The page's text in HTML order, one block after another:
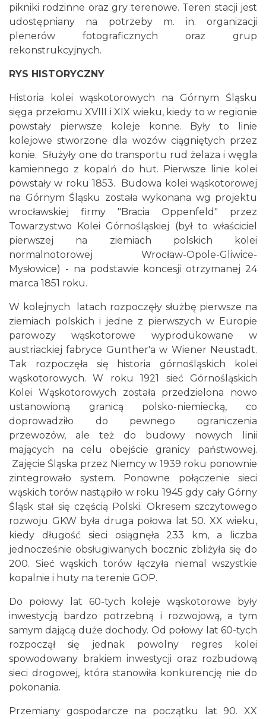
pikniki rodzinne oraz gry terenowe. Teren stacji jest
udostępniany na potrzeby m. in. organizacji
plenerów fotograficznych oraz grup
rekonstrukcyjnych.
RYS HISTORYCZNY
Historia kolei wąskotorowych na Górnym Śląsku
sięga przełomu XVIII i XIX wieku, kiedy to w regionie
powstały pierwsze koleje konne. Były to linie
kolejowe stworzone dla wozów ciągniętych przez
konie. Służyły one do transportu rud żelaza i węgla
kamiennego z kopalń do hut. Pierwsze linie kolei
powstały w roku 1853. Budowa kolei wąskotorowej
na Górnym Śląsku została wykonana wg projektu
wrocławskiej firmy "Bracia Oppenfeld" przez
Towarzystwo Kolei Górnośląskiej (był to właściciel
pierwszej na ziemiach polskich kolei
normalnotorowej Wrocław-Opole-Gliwice-
Mysłowice) - na podstawie koncesji otrzymanej 24
marca 1851 roku.
W kolejnych latach rozpoczęły służbę pierwsze na
ziemiach polskich i jedne z pierwszych w Europie
parowozy wąskotorowe wyprodukowane w
austriackiej fabryce Gunther'a w Wiener Neustadt.
Tak rozpoczęła się historia górnośląskich kolei
wąskotorowych. W roku 1921 sieć Górnośląskich
Kolei Wąskotorowych została przedzielona nowo
ustanowioną granicą polsko-niemiecką, co
doprowadziło do pewnego ograniczenia
przewozów, ale też do budowy nowych linii
mających na celu obejście granicy państwowej.
Zajęcie Śląska przez Niemcy w 1939 roku ponownie
zintegrowało system. Ponowne połączenie sieci
wąskich torów nastąpiło w roku 1945 gdy cały Górny
Śląsk stał się częścią Polski. Okresem szczytowego
rozwoju GKW była druga połowa lat 50. XX wieku,
kiedy długość sieci osiągnęła 233 km, a liczba
jednocześnie obsługiwanych bocznic zbliżyła się do
200. Sieć wąskich torów łączyła niemal wszystkie
kopalnie i huty na terenie GOP.
Do połowy lat 60-tych koleje wąskotorowe były
inwestycją bardzo potrzebną i rozwojową, a tym
samym dającą duże dochody. Od połowy lat 60-tych
rozpoczął się jednak powolny regres kolei
spowodowany brakiem inwestycji oraz rozbudową
sieci drogowej, która stanowiła konkurencję nie do
pokonania.
Przemiany gospodarcze na początku lat 90. XX